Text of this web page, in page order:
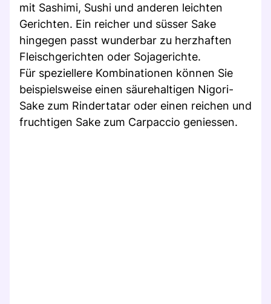
mit Sashimi, Sushi und anderen leichten
Gerichten. Ein reicher und süsser Sake
hingegen passt wunderbar zu herzhaften
Fleischgerichten oder Sojagerichte.
Für speziellere Kombinationen können Sie
beispielsweise einen säurehaltigen Nigori-
Sake zum Rindertatar oder einen reichen und
fruchtigen Sake zum Carpaccio geniessen.